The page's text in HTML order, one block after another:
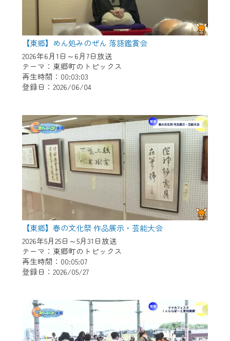
【東郷】めん処みのぜん 落語鑑賞会
2026年6月1日～6月7日放送
テーマ：東郷町のトピックス
再生時間：00:03:03
登録日：2026/06/04
【東郷】春の文化祭 作品展示・芸能大会
2026年5月25日～5月31日放送
テーマ：東郷町のトピックス
再生時間：00:05:07
登録日：2026/05/27